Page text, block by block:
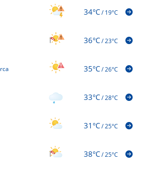
34°C/19°C
36°C/23°C
35°C/26°C
33°C/28°C
31°C/25°C
38°C/25°C